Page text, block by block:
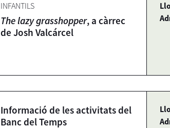
INFANTILS
The lazy grasshopper, a càrrec
de Josh Valcárcel
Informació de les activitats del
Banc del Temps